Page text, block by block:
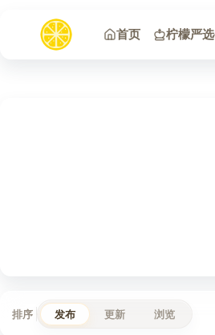
首页
柠檬严选
排序 发布 更新 浏览